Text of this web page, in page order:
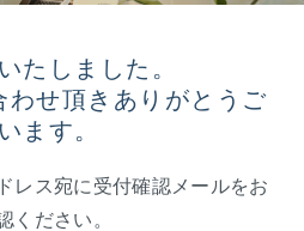
たしました。
わせ頂きありがとうご
ます。
レス宛に受付確認メールをお
ださい。